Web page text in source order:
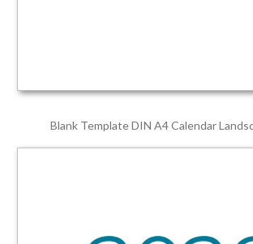
Blank Template DIN A4 Calendar